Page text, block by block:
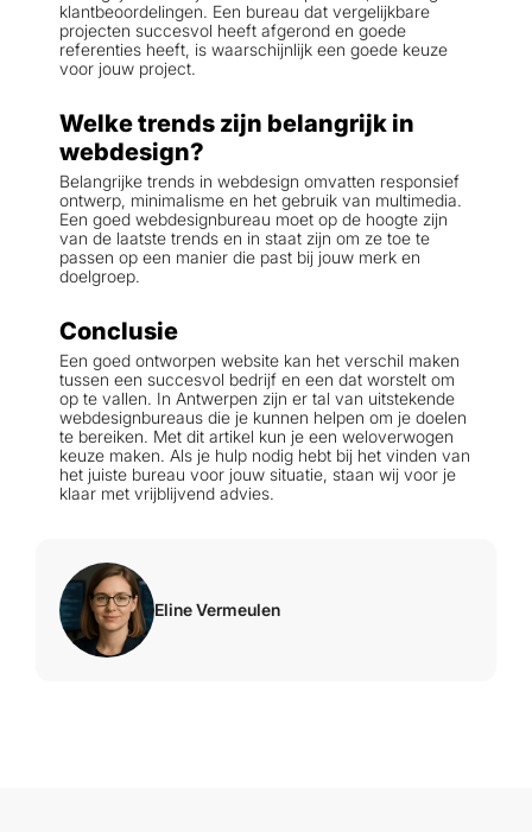
klantbeoordelingen. Een bureau dat vergelijkbare
projecten succesvol heeft afgerond en goede
referenties heeft, is waarschijnlijk een goede keuze
voor jouw project.
Welke trends zijn belangrijk in
webdesign?
Belangrijke trends in webdesign omvatten responsief
ontwerp, minimalisme en het gebruik van multimedia.
Een goed webdesignbureau moet op de hoogte zijn
van de laatste trends en in staat zijn om ze toe te
passen op een manier die past bij jouw merk en
doelgroep.
Conclusie
Een goed ontworpen website kan het verschil maken
tussen een succesvol bedrijf en een dat worstelt om
op te vallen. In Antwerpen zijn er tal van uitstekende
webdesignbureaus die je kunnen helpen om je doelen
te bereiken. Met dit artikel kun je een weloverwogen
keuze maken. Als je hulp nodig hebt bij het vinden van
het juiste bureau voor jouw situatie, staan wij voor je
klaar met vrijblijvend advies.
Eline Vermeulen